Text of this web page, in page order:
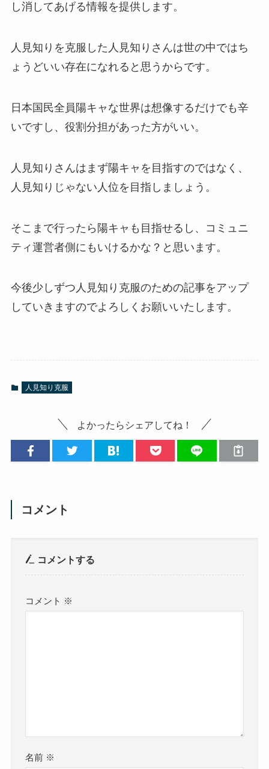
し消してあげる情報を提供します。
人見知りを克服した人見知りさんは世の中ではち
ょうどいい存在になれると思うからです。
日本国民全員陽キャな世界は想像するだけでも辛
いですし、役割分担があった方がいい。
人見知りさんはまず陽キャを目指すのではなく、
人見知りじゃない人位を目指しましょう。
そこまで行ったら陽キャも目指せるし、コミュニ
ティ運営者側にもいけるかな？と思います。
今後少しずつ人見知り克服のための記事をアップ
していきますのでよろしくお願いいたします。
人見知り克服
よかったらシェアしてね！
コメント
コメントする
コメント ※
名前 ※